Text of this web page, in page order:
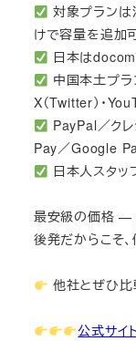
対象プランは
けで容量を追加
日本は
中国本土プラ
X（Twitter）・
PayPal／クレ
Pay／Google
日本人スタッ
最安級の価格 —
後発だからこそ
他社とぜひ比
公式サイ